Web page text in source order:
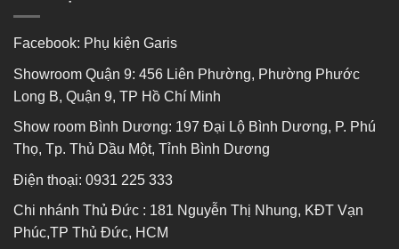
Facebook: Phụ kiện Garis
Showroom Quận 9: 456 Liên Phường, Phường Phước
Long B, Quận 9, TP Hồ Chí Minh
Show room Bình Dương: 197 Đại Lộ Bình Dương, P. Phú
Thọ, Tp. Thủ Dầu Một, Tỉnh Bình Dương
Điện thoại: 0931 225 333
Chi nhánh Thủ Đức : 181 Nguyễn Thị Nhung, KĐT Vạn
Phúc,TP Thủ Đức, HCM